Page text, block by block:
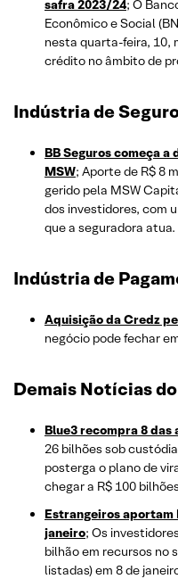
safra 2023/24; O
Econômico e Social
nesta quarta-feira, 10,
crédito no âmbito de
Indústria de
BB Seguros começa
MSW; Aporte de R$ 8
gerido pela MSW
dos investidores, com
que a seguradora atua.
Indústria de
Aquisição da Credz
negócio pode fechar
Demais Notícias
Blue3 recompra 8 das
26 bilhões sob
posterga o plano de
chegar a R$ 100
Estrangeiros aportam
janeiro; Os
bilhão em recursos no
listadas) em 8 de